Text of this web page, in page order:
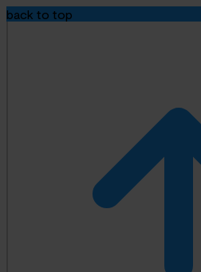
back to top